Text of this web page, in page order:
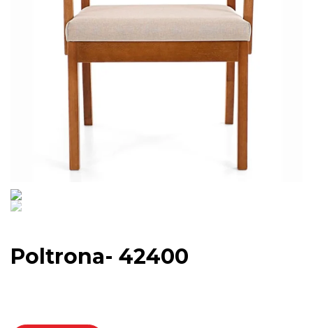
Poltrona- 42400